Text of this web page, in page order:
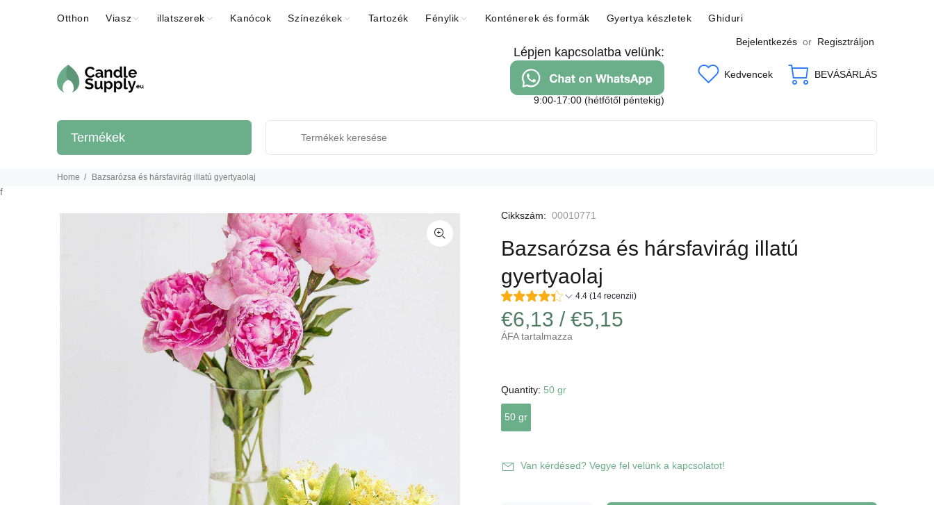
Otthon Viasz illatszerek Kanócok Színezékek Tartozék Fénylik Konténerek és formák Gyertya készletek Ghiduri
Bejelentkezés or Regisztráljon
Lépjen kapcsolatba velünk:
9:00-17:00 (hétfőtől péntekig)
Kedvencek BEVÁSÁRLÁS
Termékek
Home Bazsarózsa és hársfavirág illatú gyertyaolaj
f
Cikkszám: 00010771
Bazsarózsa és hársfavirág illatú
gyertyaolaj
4.4 (14 recenzii)
€6,13 / €5,15
ÁFA tartalmazza
Quantity: 50 gr
50 gr
Van kérdésed? Vegye fel velünk a kapcsolatot!